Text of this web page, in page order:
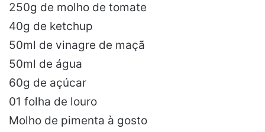
250g de molho de tomate
40g de ketchup
50ml de vinagre de maçã
50ml de água
60g de açúcar
01 folha de louro
Molho de pimenta à gosto